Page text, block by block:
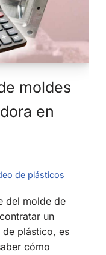
moldes
en
de plásticos
del molde de
un
plástico, es
cómo